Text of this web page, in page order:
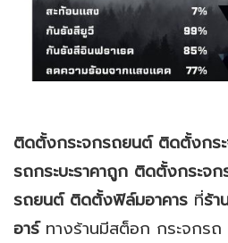
ติดตั้งกระจกรถยนต์ ติดตั้งกร
รถกระบะราคาถูก ติดตั้งกระ
รถยนต์ ติดตั้งฟิล์มอาคาร ที่ร้
อาร์ทางร้านมีสต็อก กระจกรถ